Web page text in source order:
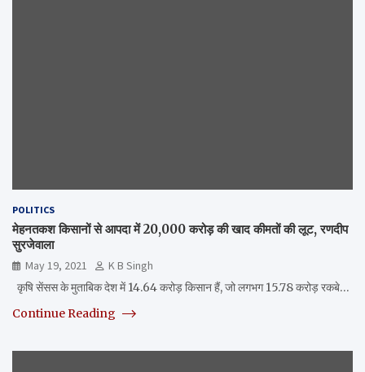
POLITICS
मेहनतकश किसानों से आपदा में 20,000 करोड़ की खाद कीमतों की लूट, रणदीप
सुरजेवाला
May 19, 2021
K B Singh
कृषि सेंसस के मुताबिक देश में 14.64 करोड़ किसान हैं, जो लगभग 15.78 करोड़ रकबे…
Continue Reading